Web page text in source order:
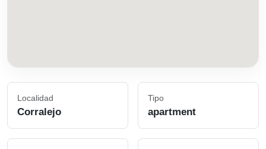
Localidad
Corralejo
Tipo
apartment